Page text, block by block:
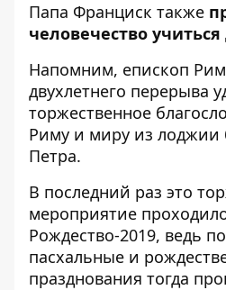
Папа Франциск также
человечество
Напомним, епископ
двухлетнего перерыва
торжественное
Риму и миру из лоджии
Петра.
В последний раз это
мероприятие
Рождество-2019, ведь
пасхальные и
празднования тогда